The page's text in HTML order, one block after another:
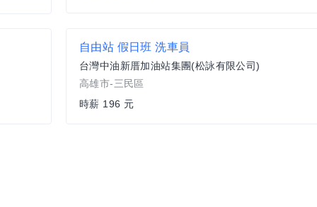
自由站 假日班 洗車員
台灣中油新厝加油站集團(松詠有限公司)
高雄市-三民區
時薪 196 元